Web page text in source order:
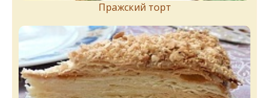
Пражский торт